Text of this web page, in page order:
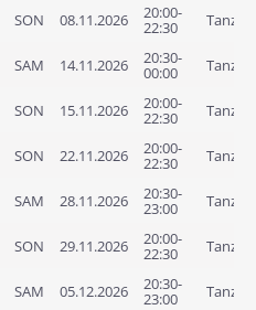
SON 08.11.2026 20:00-
22:30
SAM 14.11.2026 20:30-
00:00
SON 15.11.2026 20:00-
22:30
SON 22.11.2026 20:00-
22:30
SAM 28.11.2026 20:30-
23:00
SON 29.11.2026 20:00-
22:30
SAM 05.12.2026 20:30-
23:00